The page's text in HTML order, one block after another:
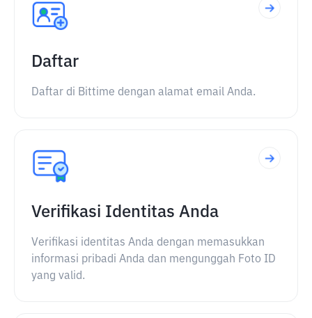
Daftar
Daftar di Bittime dengan alamat email Anda.
Verifikasi Identitas Anda
Verifikasi identitas Anda dengan memasukkan
informasi pribadi Anda dan mengunggah Foto ID
yang valid.